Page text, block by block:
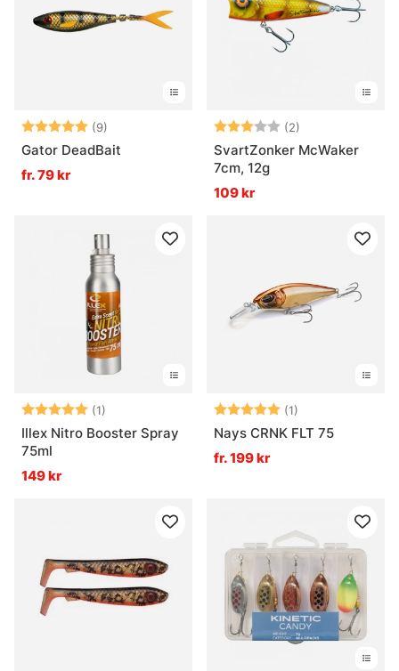
Betyg: (9)
5.0 utav 5 stjärnor
Gator DeadBait
fr. 79 kr
Betyg: (2)
SvartZonker McWaker
7cm, 12g
109 kr
Betyg: (1)
5.0 utav 5 stjärnor
Illex Nitro Booster Spray
75ml
149 kr
Betyg: (1)
Nays CRNK FLT 75
fr. 199 kr